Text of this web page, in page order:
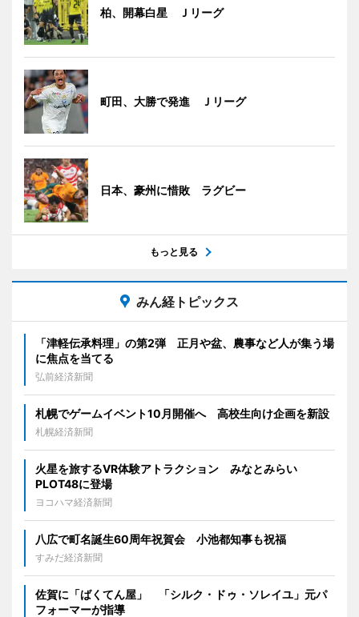
柏、開幕白星 Ｊリーグ
町田、大勝で発進 Ｊリーグ
日本、豪州に惜敗 ラグビー
もっと見る
みん経トピックス
「津軽伝承料理」の第2弾 正月や盆、農事など人が集う場
に焦点を当てる
弘前経済新聞
札幌でゲームイベント10月開催へ 高校生向け企画を新設
札幌経済新聞
火星を旅するVR体験アトラクション みなとみらい
PLOT48に登場
ヨコハマ経済新聞
八広で町名誕生60周年祝賀会 小池都知事も祝福
すみだ経済新聞
佐賀に「ばくてん屋」 「シルク・ドゥ・ソレイユ」元パ
フォーマーが指導